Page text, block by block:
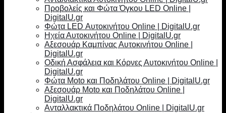
Προβολείς και Φώτα Όγκου LED Online |
DigitalU.gr
Φώτα LED Αυτοκινήτου Online | DigitalU.gr
Ηχεία Αυτοκινήτου Online | DigitalU.gr
Αξεσουάρ Καμπίνας Αυτοκινήτου Online |
DigitalU.gr
Οδική Ασφάλεια και Κόρνες Αυτοκινήτου Online |
DigitalU.gr
Φώτα Moto και Ποδηλάτου Online | DigitalU.gr
Αξεσουάρ Moto και Ποδηλάτου Online |
DigitalU.gr
Ανταλλακτικά Ποδηλάτου Online | DigitalU.gr